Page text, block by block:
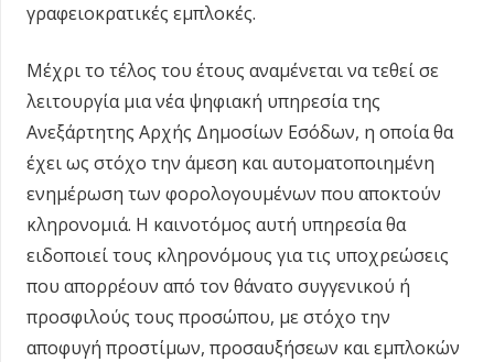
γραφειοκρατικές εμπλοκές.
Μέχρι το τέλος του έτους αναμένεται να τεθεί σε
λειτουργία μια νέα ψηφιακή υπηρεσία της
Ανεξάρτητης Αρχής Δημοσίων Εσόδων, η οποία θα
έχει ως στόχο την άμεση και αυτοματοποιημένη
ενημέρωση των φορολογουμένων που αποκτούν
κληρονομιά. Η καινοτόμος αυτή υπηρεσία θα
ειδοποιεί τους κληρονόμους για τις υποχρεώσεις
που απορρέουν από τον θάνατο συγγενικού ή
προσφιλούς τους προσώπου, με στόχο την
αποφυγή προστίμων, προσαυξήσεων και εμπλοκών